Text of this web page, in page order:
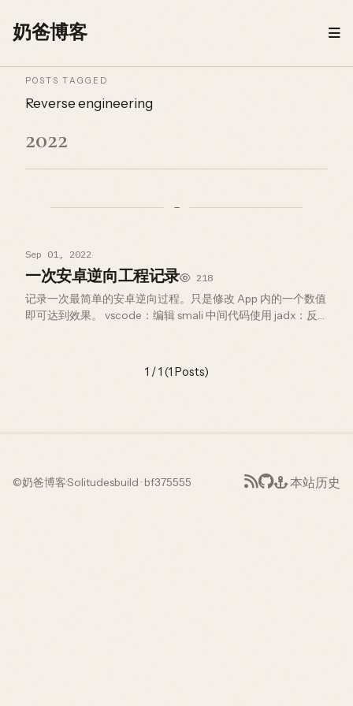
奶爸博客
POSTS TAGGED
Reverse engineering
2022
Sep 01, 2022
一次安卓逆向工程记录 218
记录一次最简单的安卓逆向过程。只是修改 App 内的一个数值
即可达到效果。 vscode：编辑 smali 中间代码使用 jadx：反
1 / 1 (1 Posts)
©奶爸博客·Solitudesbuild · bf375555 本站历史